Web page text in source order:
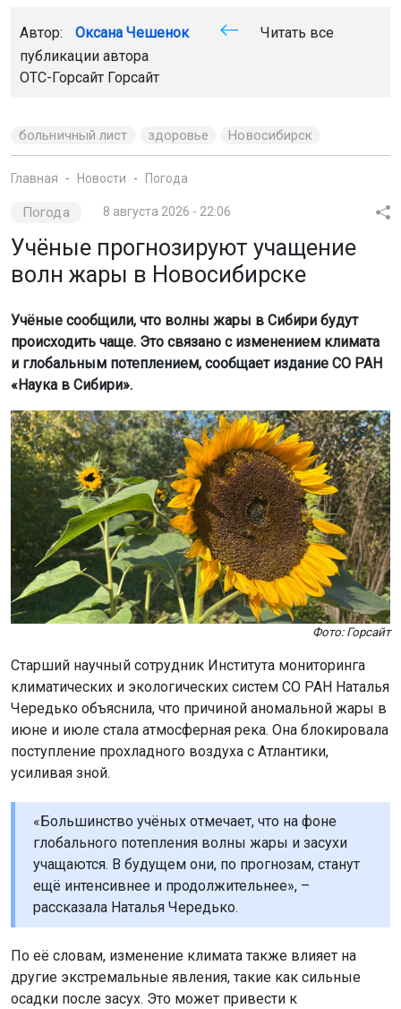
Автор: Оксана Чешенок
Читать все
публикации автора
ОТС-Горсайт Горсайт
больничный лист здоровье Новосибирск
Главная Новости Погода
Погода 8 августа 2026 - 22:06
Учёные прогнозируют учащение
волн жары в Новосибирске
Учёные сообщили, что волны жары в Сибири будут
происходить чаще. Это связано с изменением климата
и глобальным потеплением, сообщает издание СО РАН
«Наука в Сибири».
Фото: Горсайт
Старший научный сотрудник Института мониторинга
климатических и экологических систем СО РАН Наталья
Чередько объяснила, что причиной аномальной жары в
июне и июле стала атмосферная река. Она блокировала
поступление прохладного воздуха с Атлантики,
усиливая зной.
«Большинство учёных отмечает, что на фоне
глобального потепления волны жары и засухи
учащаются. В будущем они, по прогнозам, станут
ещё интенсивнее и продолжительнее», –
рассказала Наталья Чередько.
По её словам, изменение климата также влияет на
другие экстремальные явления, такие как сильные
осадки после засух. Это может привести к